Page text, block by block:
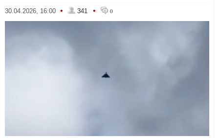
30.04.2026, 16:00 • 341 • 0